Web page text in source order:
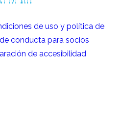
de uso y política de
conducta para socios
de accesibilidad